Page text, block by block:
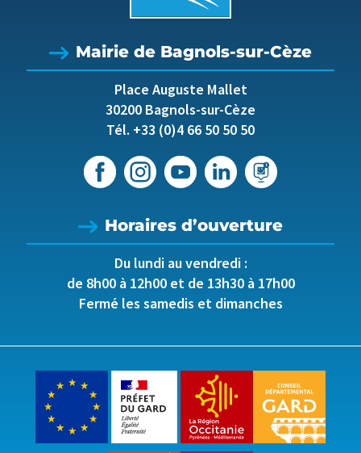
Mairie de Bagnols-sur-Cèze
Place Auguste Mallet
30200 Bagnols-sur-Cèze
Tél. +33 (0)4 66 50 50 50
Horaires d’ouverture
Du lundi au vendredi :
de 8h00 à 12h00 et de 13h30 à 17h00
Fermé les samedis et dimanches